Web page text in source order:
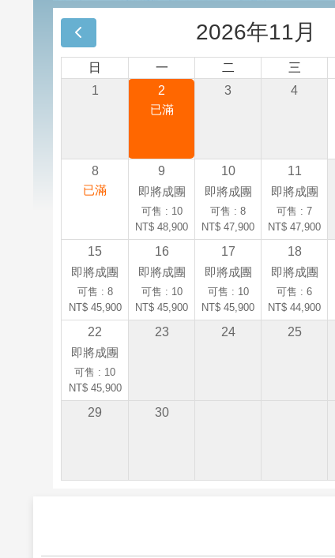
2026年11月
日 一 二 三
1
2
已滿
3 4
8
已滿
9
即將成團
可售 : 10
NT$ 48,900
10
即將成團
可售 : 8
NT$ 47,900
11
即將成團
可售 : 7
NT$ 47,900
15
即將成團
可售 : 8
NT$ 45,900
16
即將成團
可售 : 10
NT$ 45,900
17
即將成團
可售 : 10
NT$ 45,900
18
即將成團
可售 : 6
NT$ 44,900
22
即將成團
可售 : 10
NT$ 45,900
23 24 25
29 30